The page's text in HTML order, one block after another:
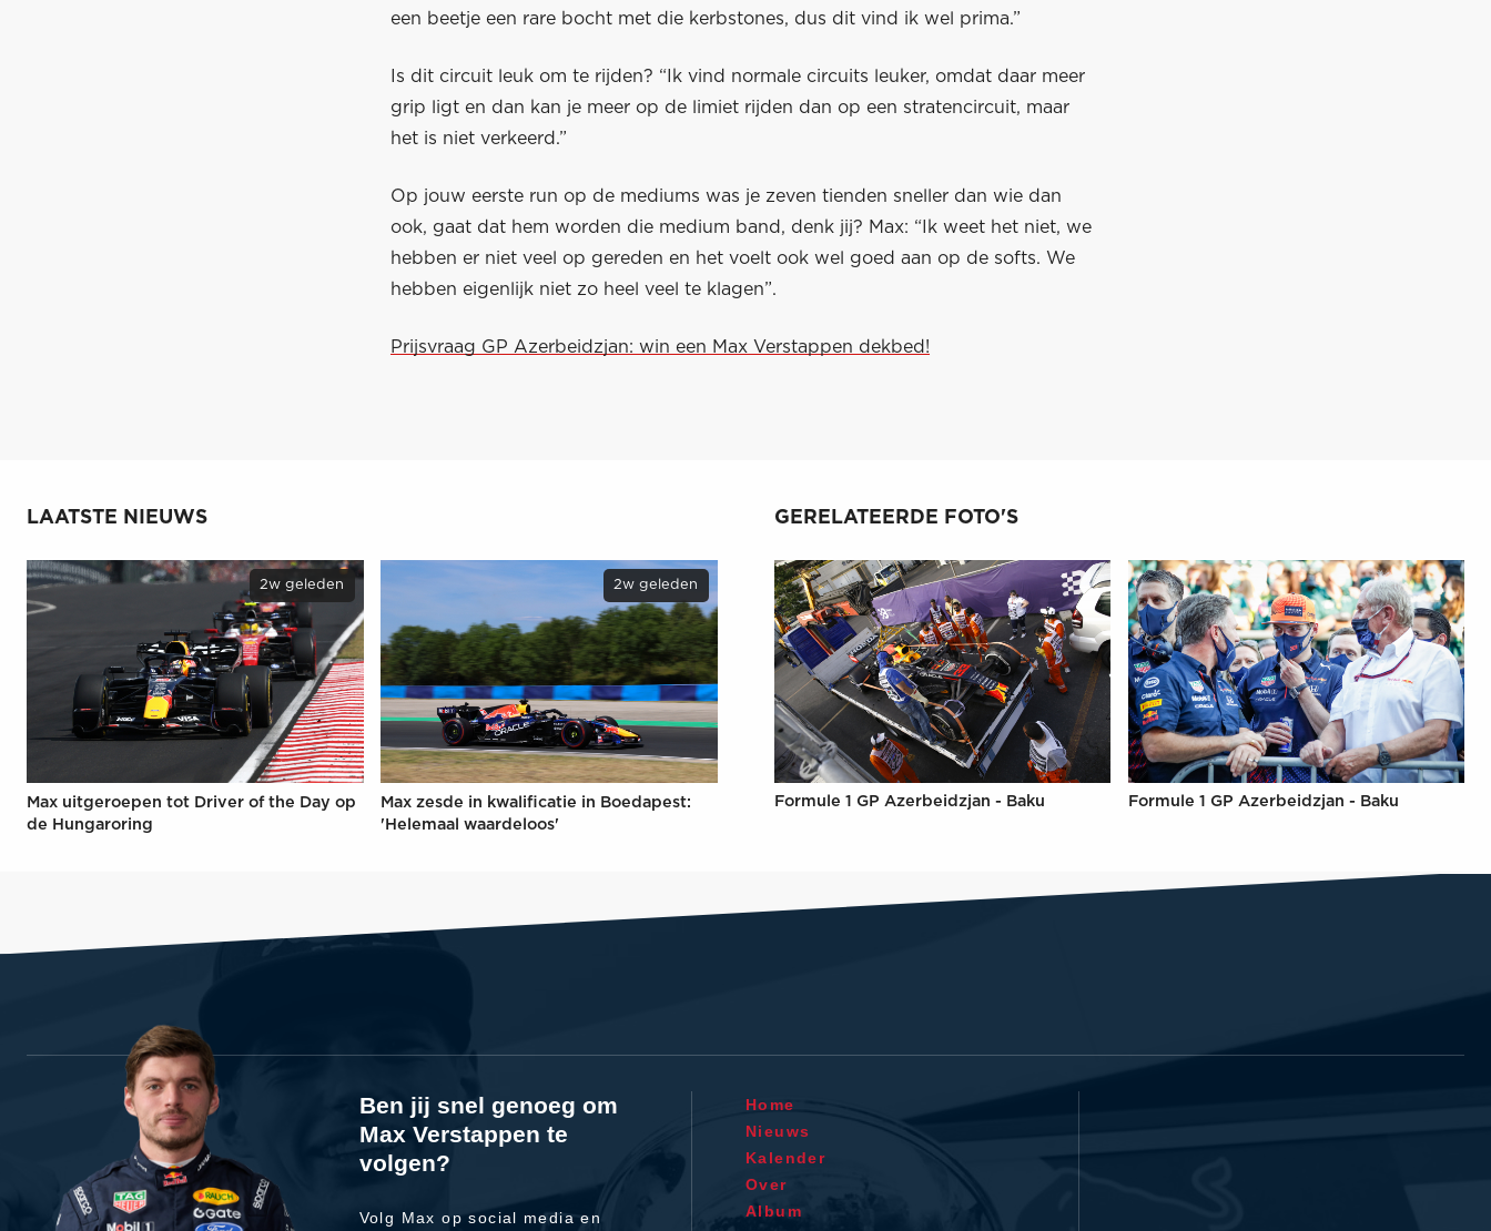
een beetje een rare bocht met die kerbstones, dus dit vind ik wel prima.”
Is dit circuit leuk om te rijden? “Ik vind normale circuits leuker, omdat daar meer
grip ligt en dan kan je meer op de limiet rijden dan op een stratencircuit, maar
het is niet verkeerd.”
Op jouw eerste run op de mediums was je zeven tienden sneller dan wie dan
ook, gaat dat hem worden die medium band, denk jij? Max: “Ik weet het niet, we
hebben er niet veel op gereden en het voelt ook wel goed aan op de softs. We
hebben eigenlijk niet zo heel veel te klagen”.
Prijsvraag GP Azerbeidzjan: win een Max Verstappen dekbed!
LAATSTE NIEUWS
2w geleden
Max uitgeroepen tot Driver of the Day op
de Hungaroring
2w geleden
Max zesde in kwalificatie in Boedapest:
'Helemaal waardeloos'
GERELATEERDE FOTO'S
Formule 1 GP Azerbeidzjan - Baku Formule 1 GP Azerbeidzjan - Baku
Ben jij snel genoeg om
Max Verstappen te
volgen?
Volg Max op social media en
Home
Nieuws
Kalender
Over
Album